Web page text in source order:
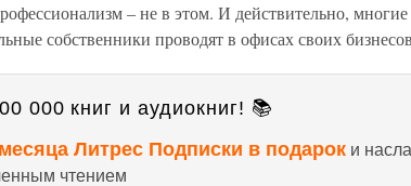
– не в этом. И действительно,
собственники проводят в офисах своих
000 книг и аудиокниг! 📚
Литрес Подписки в подарок и
чтением